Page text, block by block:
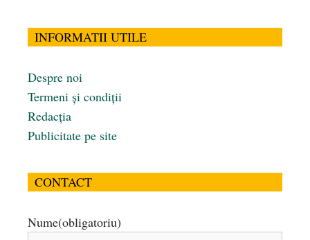
INFORMATII UTILE
Despre noi
Termeni și condiții
Redacția
Publicitate pe site
CONTACT
Nume(obligatoriu)